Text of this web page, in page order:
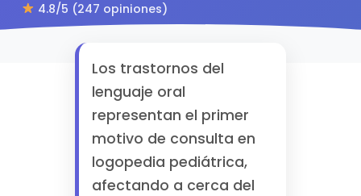
4.8/5 (247 opiniones)
Los trastornos del
lenguaje oral
representan el primer
motivo de consulta en
logopedia pediátrica,
afectando a cerca del